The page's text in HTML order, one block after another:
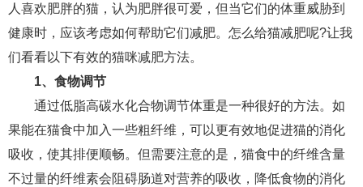
变心 感人 伤感 婚姻问题 脾气
失恋挽救 时辰八字 爱情的句子
十二生肖
异地恋 明星 气质 美妆 情感挽回
化妆 挽留前任 避孕 挽回男友 孕妇食谱
挽回老公 产检 家庭暴力 孕中期
人喜欢肥胖的猫，认为肥胖很可爱，但当它们的体重威胁到
健康时，应该考虑如何帮助它们减肥。怎么给猫减肥呢?让我
们看看以下有效的猫咪减肥方法。
1、食物调节
通过低脂高碳水化合物调节体重是一种很好的方法。如
果能在猫食中加入一些粗纤维，可以更有效地促进猫的消化
吸收，使其排便顺畅。但需要注意的是，猫食中的纤维含量
不过量的纤维素会阻碍肠道对营养的吸收，降低食物的消化